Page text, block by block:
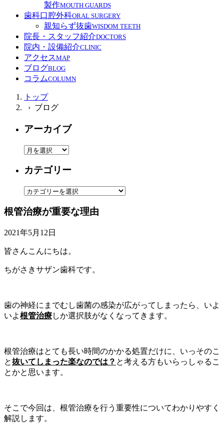
製作MOUTH GUARDS
歯科口腔外科ORAL SURGERY
親知らず抜歯WISDOM TEETH
院長・スタッフ紹介DOCTORS
院内・設備紹介CLINIC
アクセスMAP
ブログBLOG
コラムCOLUMN
トップ
› ブログ
アーカイブ
ア
カ
ブ
カテゴリー
カ
ゴ
ー
根管治療が重要な理由
2021年5月12日
皆さんこんにちは。
ちがさきサザン歯科です。
歯の神経にまでむし歯菌の感染が広がってしまったら、いよ
いよ根管治療しか選択肢がなくなってきます。
根管治療はとても長い時間のかかる処置だけに、いっそのこ
と抜いてしまった楽なのでは？ と考える方もいらっしゃるこ
とかと思います。
そこで今回は、根管治療を行う重要性についてわかりやすく
解説します。